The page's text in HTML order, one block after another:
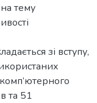
тему
зі вступу,
та 51